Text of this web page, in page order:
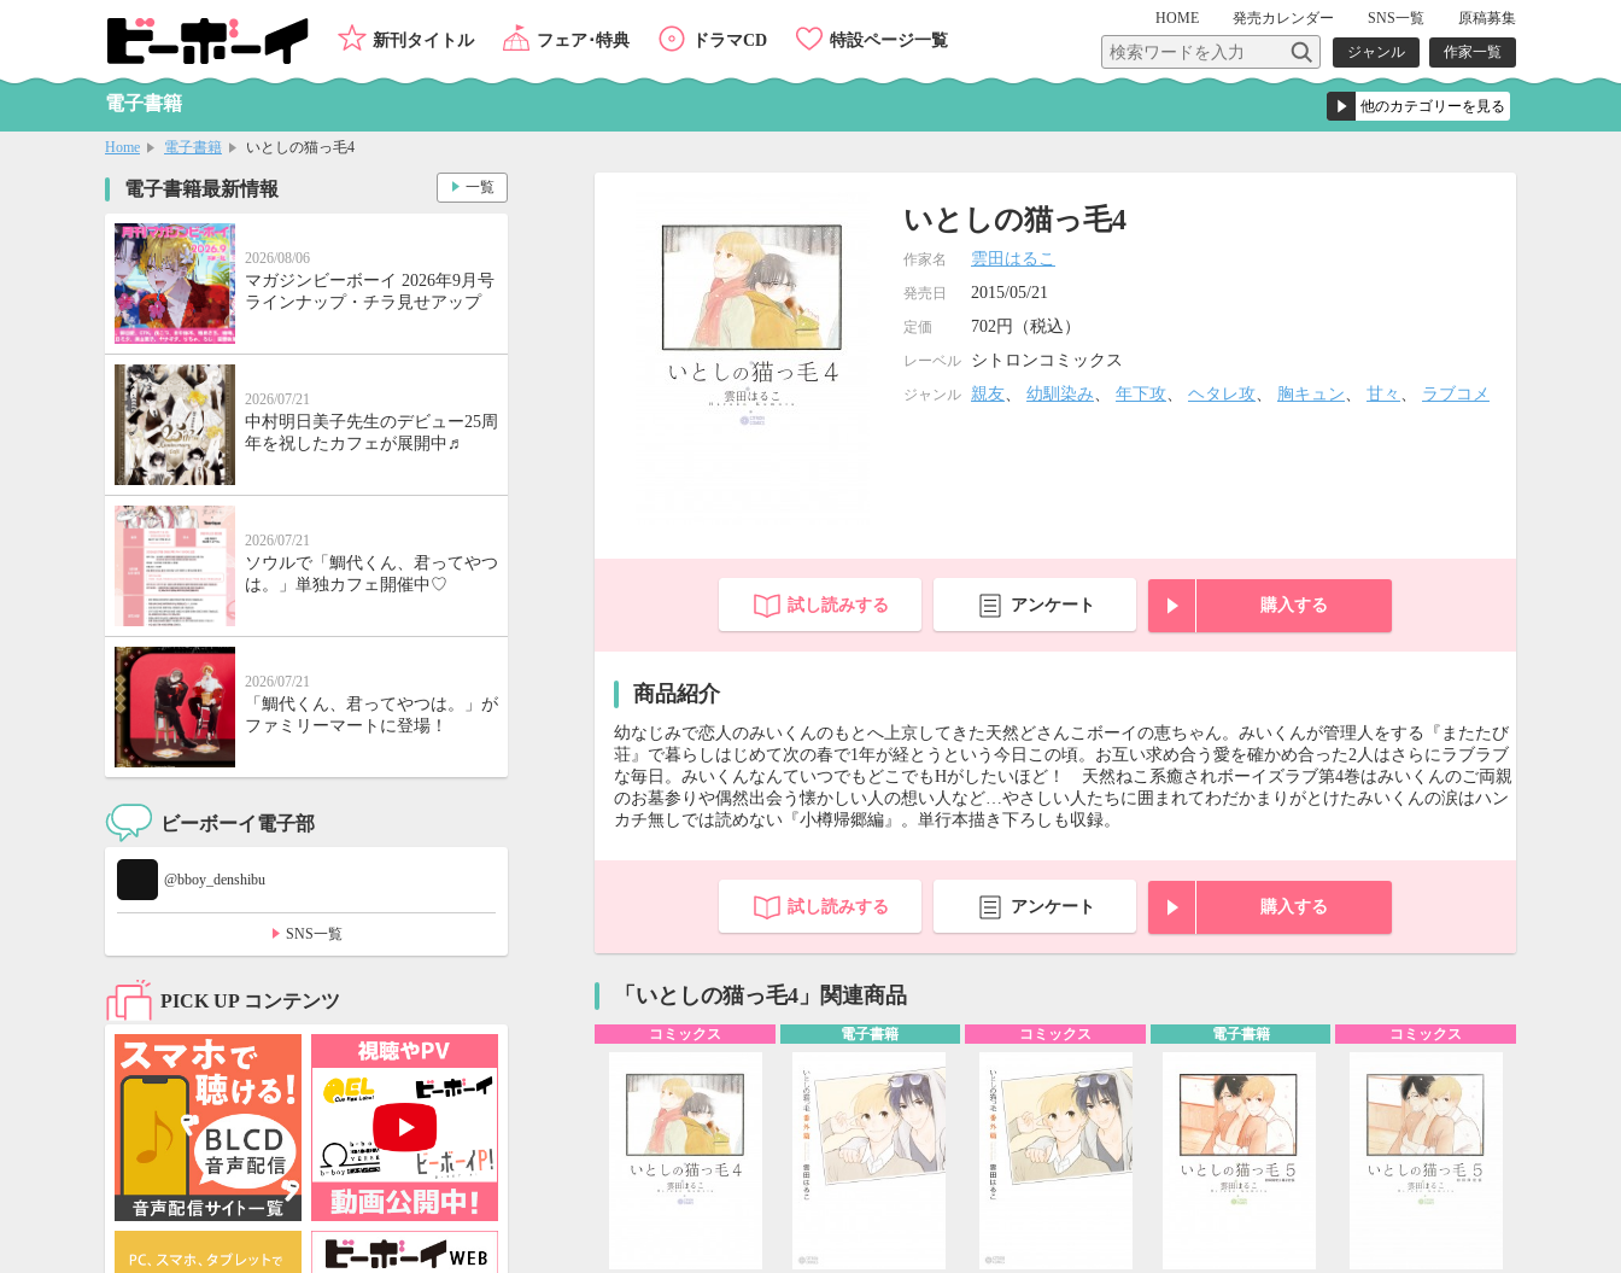
HOME 発売カレンダー SNS一覧
原稿募集
ジャンル
作家一覧
新刊タイトル フェア･特典 ドラマCD 特設ページ一覧
電子書籍
Home 電子書籍 いとしの猫っ毛4
いとしの猫っ毛4
作家名 雲田はるこ
発売日 2015/05/21
定価 702円（税込）
レーベル シトロンコミックス
ジャンル 親友、 幼馴染み、 年下攻、 ヘタレ攻、 胸キュン、 甘々 、 ラブコメ
試し読みする アンケート 購入する
商品紹介
幼なじみで恋人のみいくんのもとへ上京してきた天然どさんこボーイの恵ちゃん。みいくんが管理人をする『またたび
荘』で暮らしはじめて次の春で1年が経とうという今日この頃。お互い求め合う愛を確かめ合った2人はさらにラブラブ
な毎日。みいくんなんていつでもどこでもHがしたいほど！ 天然ねこ系癒されボーイズラブ第4巻はみいくんのご両親
のお墓参りや偶然出会う懐かしい人の想い人など…やさしい人たちに囲まれてわだかまりがとけたみいくんの涙はハン
カチ無しでは読めない『小樽帰郷編』。単行本描き下ろしも収録。
試し読みする アンケート 購入する
「いとしの猫っ毛4」関連商品
コミックス 電子書籍 コミックス 電子書籍 コミックス
電子書籍最新情報
2026/08/06
マガジンビーボーイ 2026年9月号
ラインナップ・チラ見せアップ
2026/07/21
中村明日美子先生のデビュー25周
年を祝したカフェが展開中♬
2026/07/21
ソウルで「鯛代くん、君ってやつ
は。」単独カフェ開催中♡
2026/07/21
「鯛代くん、君ってやつは。」が
ファミリーマートに登場！
一覧
ビーボーイ電子部
@bboy_denshibu
SNS一覧
PICK UP コンテンツ